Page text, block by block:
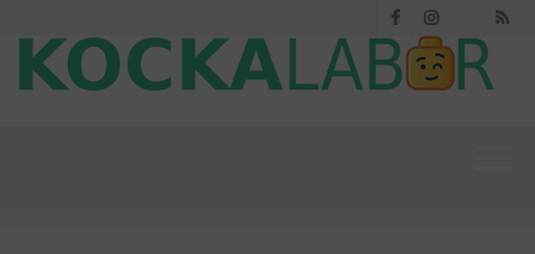
FacebookInstagram
Threads